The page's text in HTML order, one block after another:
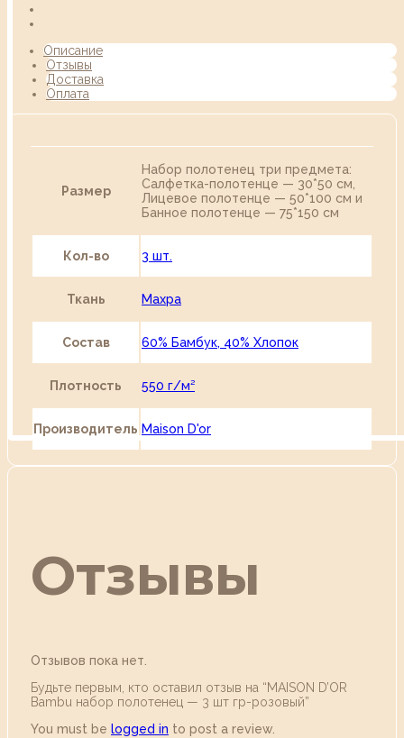
Описание
Отзывы
Доставка
Оплата
Размер
Набор полотенец три предмета:
Салфетка-полотенце — 30*50 см,
Лицевое полотенце — 50*100 см и
Банное полотенце — 75*150 см
Кол-во 3 шт.
Ткань Махра
Состав 60% Бамбук, 40% Хлопок
Плотность 550 г/м²
Производитель Maison D'or
Отзывы
Отзывов пока нет.
Будьте первым, кто оставил отзыв на “MAISON D’OR
Bambu набор полотенец — 3 шт гр-розовый”
You must be logged in to post a review.